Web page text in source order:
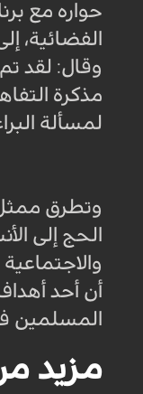
حواره مع
الفضائية،
وقال: لقد
مذكرة
لمسألة
وتطرق
الحج إلى
والاجتماعية
أن أحد
المسلمين
مزيد